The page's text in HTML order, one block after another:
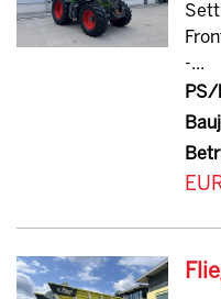
-...
PS/